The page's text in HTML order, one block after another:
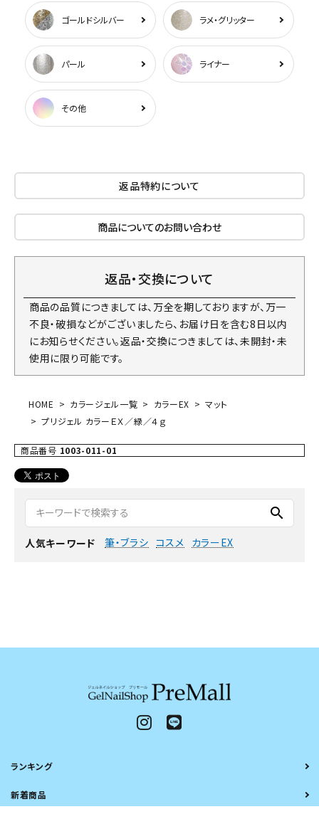
ゴールドシルバー ラメ・グリッター
パール ライナー
その他
返品特約について
商品についてのお問い合わせ
返品・交換について
商品の品質につきましては、万全を期しておりますが、万一
不良・破損などがございましたら、お届け日を含む8日以内
にお知らせください。返品・交換につきましては、未開封・未
使用に限り可能です。
HOME カラージェル一覧 カラーEX
マット
プリジェル カラーＥＸ／緑／４ｇ
商品番号 1003-011-01
search
人気キーワード 筆・ブラシ コスメ カラーEX
ランキング
新着商品